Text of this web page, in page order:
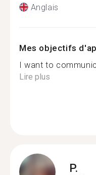
Anglais
Mes objectifs
I want to
Lire plus
P.